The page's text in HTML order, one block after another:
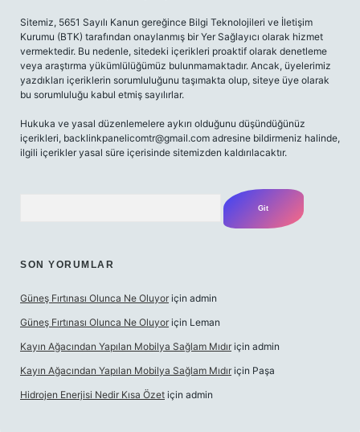
Sitemiz, 5651 Sayılı Kanun gereğince Bilgi Teknolojileri ve İletişim
Kurumu (BTK) tarafından onaylanmış bir Yer Sağlayıcı olarak hizmet
vermektedir. Bu nedenle, sitedeki içerikleri proaktif olarak denetleme
veya araştırma yükümlülüğümüz bulunmamaktadır. Ancak, üyelerimiz
yazdıkları içeriklerin sorumluluğunu taşımakta olup, siteye üye olarak
bu sorumluluğu kabul etmiş sayılırlar.
Hukuka ve yasal düzenlemelere aykırı olduğunu düşündüğünüz
içerikleri, backlinkpanelicomtr@gmail.com adresine bildirmeniz halinde,
ilgili içerikler yasal süre içerisinde sitemizden kaldırılacaktır.
SON YORUMLAR
Güneş Fırtınası Olunca Ne Oluyor için admin
Güneş Fırtınası Olunca Ne Oluyor için Leman
Kayın Ağacından Yapılan Mobilya Sağlam Mıdır için admin
Kayın Ağacından Yapılan Mobilya Sağlam Mıdır için Paşa
Hidrojen Enerjisi Nedir Kısa Özet için admin